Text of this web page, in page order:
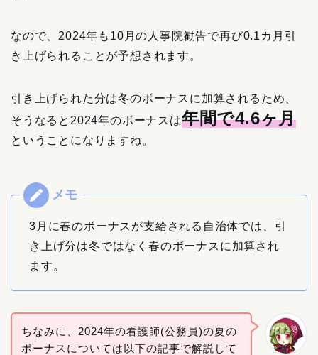
なので、2024年も10月の人事院勧告で再び0.1カ月引
き上げられることが予想されます。
引き上げられた分は冬のボーナスに加算されるため、
そうなると2024年のボーナスは年間で4.6ヶ月
ということになりますね。
3月に春のボーナスが支給される自治体では、引
き上げ分は冬ではなく春のボーナスに加算され
ます。
ちなみに、2024年の看護師(公務員)の夏の
ボーナスについては以下の記事で解説して